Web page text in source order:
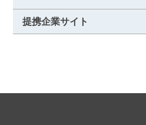
提携企業サイト